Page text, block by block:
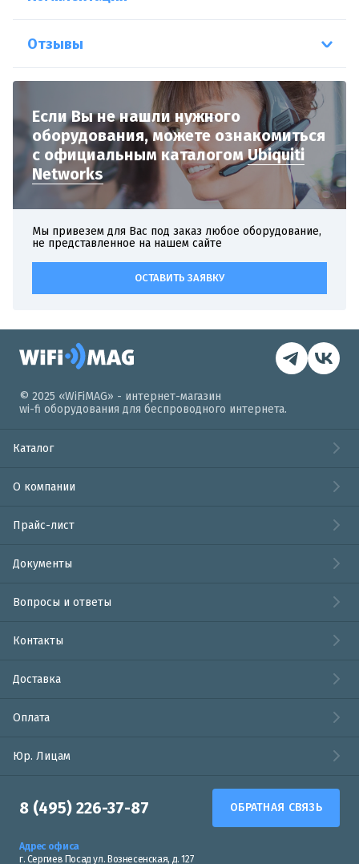
Отзывы
Если Вы не нашли нужного
оборудования,можете ознакомиться
с официальнымкаталогомUbiquiti
Networks
Мы привезем для Вас под заказ любое оборудование,
не представленное на нашем сайте
ОСТАВИТЬ ЗАЯВКУ
© 2025 «WiFiMAG» - интернет-магазин
wi-fi оборудования для беспроводного интернета.
Каталог
О компании
Прайс-лист
Документы
Вопросы и ответы
Контакты
Доставка
Оплата
Юр. Лицам
8 (495) 226-37-87 ОБРАТНАЯ СВЯЗЬ
Адрес офиса
г. Сергиев Посад ул. Вознесенская, д. 127